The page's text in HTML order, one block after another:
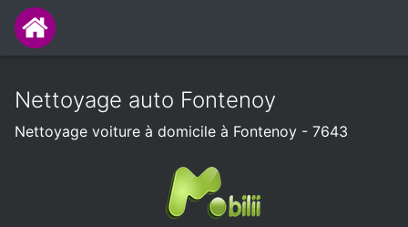
Nettoyage auto Fontenoy
Nettoyage voiture à domicile à Fontenoy - 7643